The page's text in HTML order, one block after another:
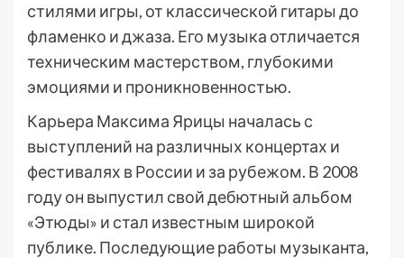
стилями игры, от классической гитары до
фламенко и джаза. Его музыка отличается
техническим мастерством, глубокими
эмоциями и проникновенностью.
Карьера Максима Ярицы началась с
выступлений на различных концертах и
фестивалях в России и за рубежом. В 2008
году он выпустил свой дебютный альбом
«Этюды» и стал известным широкой
публике. Последующие работы музыканта,